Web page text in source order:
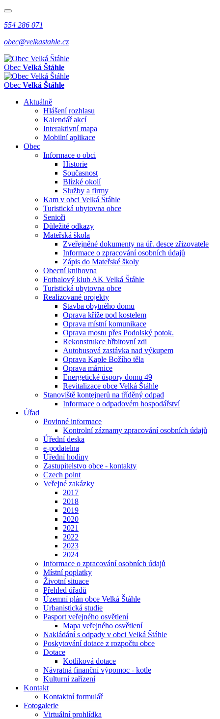
554 286 071
obec@velkastahle.cz
Obec Velká Štáhle
Obec Velká Štáhle
Aktuálně
Hlášení rozhlasu
Kalendář akcí
Interaktivní mapa
Mobilní aplikace
Obec
Informace o obci
Historie
Současnost
Blízké okolí
Služby a firmy
Kam v obci Velká Štáhle
Turistická ubytovna obce
Senioři
Důležité odkazy
Mateřská škola
Zveřejněné dokumenty na úř. desce zřizovatele
Informace o zpracování osobních údajů
Zápis do Mateřské školy
Obecní knihovna
Fotbalový klub AK Velká Štáhle
Turistická ubytovna obce
Realizované projekty
Stavba obytného domu
Oprava kříže pod kostelem
Oprava místní komunikace
Oprava mostu přes Podolský potok.
Rekonstrukce hřbitovní zdi
Autobusová zastávka nad výkupem
Oprava Kaple Božího těla
Oprava márnice
Energetické úspory domu 49
Revitalizace obce Velká Štáhle
Stanoviště kontejnerů na tříděný odpad
Informace o odpadovém hospodářství
Úřad
Povinné informace
Kontrolní záznamy zpracování osobních údajů
Úřední deska
e-podatelna
Úřední hodiny
Zastupitelstvo obce - kontakty
Czech point
Veřejné zakázky
2017
2018
2019
2020
2021
2022
2023
2024
Informace o zpracování osobních údajů
Místní poplatky
Životní situace
Přehled úřadů
Územní plán obce Velká Štáhle
Urbanistická studie
Pasport veřejného osvětlení
Mapa veřejného osvětlení
Nakládání s odpady v obci Velká Štáhle
Poskytování dotace z rozpočtu obce
Dotace
Kotlíková dotace
Návratná finanční výpomoc - kotle
Kulturní zařízení
Kontakt
Kontaktní formulář
Fotogalerie
Virtuální prohlídka